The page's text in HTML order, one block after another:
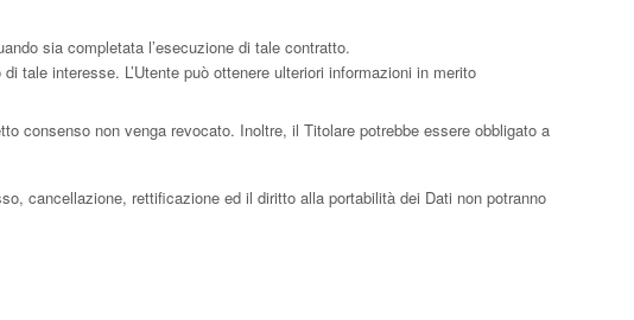
sia completata l’esecuzione di tale contratto.
tale interesse. L’Utente può ottenere ulteriori informazioni in merito
consenso non venga revocato. Inoltre, il Titolare potrebbe essere obbligato a
cancellazione, rettificazione ed il diritto alla portabilità dei Dati non potranno